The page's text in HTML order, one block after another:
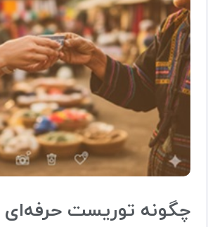
چگونه توریست حرفه‌ای